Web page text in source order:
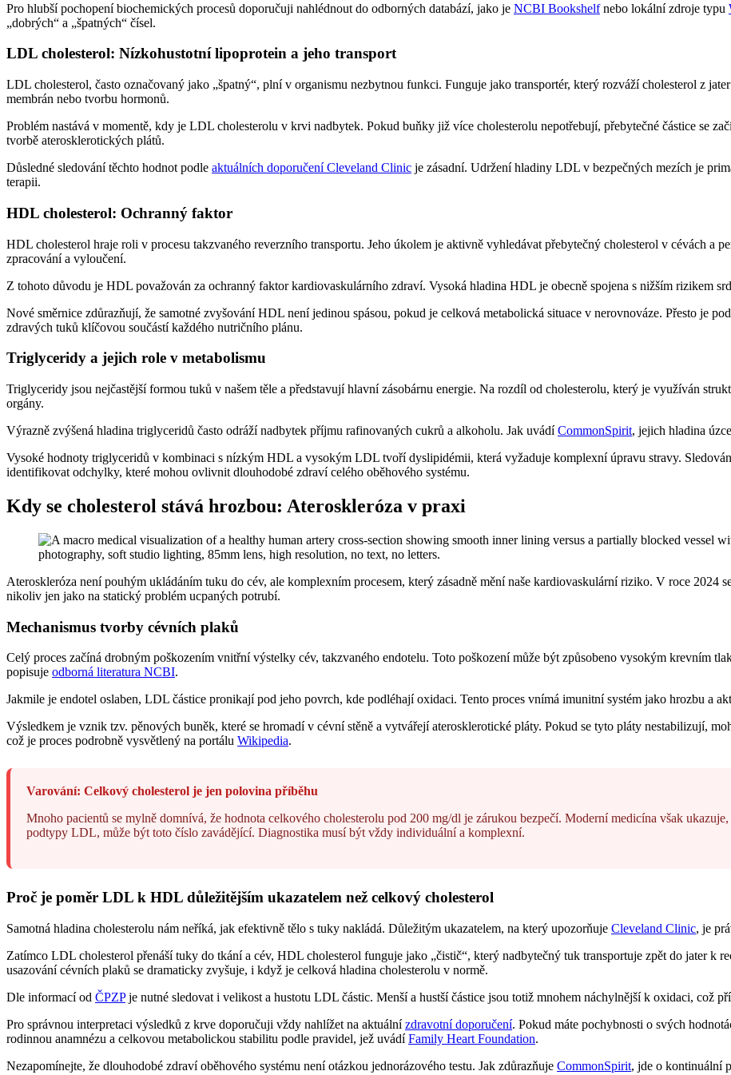
Pro hlubší pochopení biochemických procesů doporučuji nahlédnout do odborných databází, jako je NCBI Bookshelfnebo lokální zdroje typu
„dobrých“ a „špatných“ čísel.
LDL cholesterol: Nízkohustotní lipoprotein a jeho transport
LDL cholesterol, často označovaný jako „špatný“, plní v organismu nezbytnou funkci. Funguje jako transportér, který rozváží cholesterol z
membrán nebo tvorbu hormonů.
Problém nastává v momentě, kdy je LDL cholesterolu v krvi nadbytek. Pokud buňky již více cholesterolu nepotřebují, přebytečné částice se
tvorbě aterosklerotických plátů.
Důsledné sledování těchto hodnot podle aktuálních doporučení Cleveland Clinic je zásadní. Udržení hladiny LDL v bezpečných mezích je
terapii.
HDL cholesterol: Ochranný faktor
HDL cholesterol hraje roli v procesu takzvaného reverzního transportu. Jeho úkolem je aktivně vyhledávat přebytečný cholesterol v cévách a
zpracování a vyloučení.
Z tohoto důvodu je HDL považován za ochranný faktor kardiovaskulárního zdraví. Vysoká hladina HDL je obecně spojena s nižším rizikem
Nové směrnice zdůrazňují, že samotné zvyšování HDL není jedinou spásou, pokud je celková metabolická situace v nerovnováze. Přesto je
zdravých tuků klíčovou součástí každého nutričního plánu.
Triglyceridy a jejich role v metabolismu
Triglyceridy jsou nejčastější formou tuků v našem těle a představují hlavní zásobárnu energie. Na rozdíl od cholesterolu, který je využíván
orgány.
Výrazně zvýšená hladina triglyceridů často odráží nadbytek příjmu rafinovaných cukrů a alkoholu. Jak uvádíCommonSpirit, jejich hladina
Vysoké hodnoty triglyceridů v kombinaci s nízkým HDL a vysokým LDL tvoří dyslipidémii, která vyžaduje komplexní úpravu stravy.
identifikovat odchylky, které mohou ovlivnit dlouhodobé zdraví celého oběhového systému.
Kdy se cholesterol stává hrozbou: Ateroskleróza v praxi
Ateroskleróza není pouhým ukládáním tuku do cév, ale komplexním procesem, který zásadně mění naše kardiovaskulární riziko. V roce 2024
nikoliv jen jako na statický problém ucpaných potrubí.
Mechanismus tvorby cévních plaků
Celý proces začíná drobným poškozením vnitřní výstelky cév, takzvaného endotelu. Toto poškození může být způsobeno vysokým krevním
popisuje odborná literatura NCBI.
Jakmile je endotel oslaben, LDL částice pronikají pod jeho povrch, kde podléhají oxidaci. Tento proces vnímá imunitní systém jako hrozbu a
Výsledkem je vznik tzv. pěnových buněk, které se hromadí v cévní stěně a vytvářejí aterosklerotické pláty. Pokud se tyto pláty nestabilizují,
což je proces podrobně vysvětlený na portálu Wikipedia.
Varování: Celkový cholesterol je jen polovina příběhu
Mnoho pacientů se mylně domnívá, že hodnota celkového cholesterolu pod 200 mg/dl je zárukou bezpečí. Moderní medicína však
podtypy LDL, může být toto číslo zavádějící. Diagnostika musí být vždy individuální a komplexní.
Proč je poměr LDL k HDL důležitějším ukazatelem než celkový cholesterol
Samotná hladina cholesterolu nám neříká, jak efektivně tělo s tuky nakládá. Důležitým ukazatelem, na který upozorňuje Cleveland Clinic, je
Zatímco LDL cholesterol přenáší tuky do tkání a cév, HDL cholesterol funguje jako „čistič“, který nadbytečný tuk transportuje zpět do jater k
usazování cévních plaků se dramaticky zvyšuje, i když je celková hladina cholesterolu v normě.
Dle informací od ČPZPje nutné sledovat i velikost a hustotu LDL částic. Menší a hustší částice jsou totiž mnohem náchylnější k oxidaci, což
Pro správnou interpretaci výsledků z krve doporučuji vždy nahlížet na aktuálnízdravotní doporučení. Pokud máte pochybnosti o svých
rodinnou anamnézu a celkovou metabolickou stabilitu podle pravidel, jež uvádíFamily Heart Foundation.
Nezapomínejte, že dlouhodobé zdraví oběhového systému není otázkou jednorázového testu. Jak zdůrazňuje CommonSpirit, jde o kontinuální